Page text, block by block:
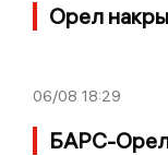
Орел
06/08 18:29
БАРС-Орел